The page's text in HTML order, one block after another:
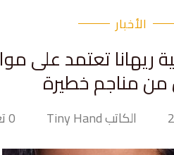
الأخبار
ريهانا تعتمد على
مناجم خطيرة
الكاتب Tiny Hand 0 تعليق